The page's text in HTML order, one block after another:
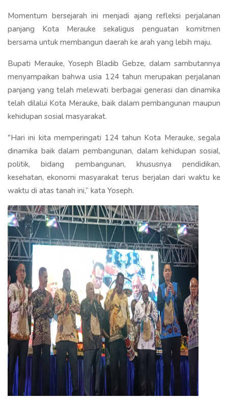
Momentum bersejarah ini menjadi ajang refleksi perjalanan
panjang Kota Merauke sekaligus penguatan komitmen
bersama untuk membangun daerah ke arah yang lebih maju.
Bupati Merauke, Yoseph Bladib Gebze, dalam sambutannya
menyampaikan bahwa usia 124 tahun merupakan perjalanan
panjang yang telah melewati berbagai generasi dan dinamika
telah dilalui Kota Merauke, baik dalam pembangunan maupun
kehidupan sosial masyarakat.
"Hari ini kita memperingati 124 tahun Kota Merauke, segala
dinamika baik dalam pembangunan, dalam kehidupan sosial,
politik, bidang pembangunan, khususnya pendidikan,
kesehatan, ekonomi masyarakat terus berjalan dari waktu ke
waktu di atas tanah ini,” kata Yoseph.